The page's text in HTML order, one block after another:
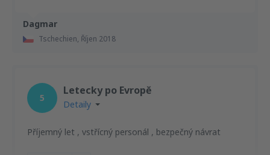
Dagmar
Tschechien, Říjen 2018
5
Letecky po Evropě
Detaily
Příjemný let , vstřícný personál , bezpečný návrat